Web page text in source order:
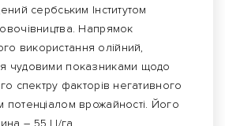
сербським Інститутом
Напрямок
використання олійний,
чудовими показниками щодо
спектру факторів негативного
потенціалом врожайності. Його